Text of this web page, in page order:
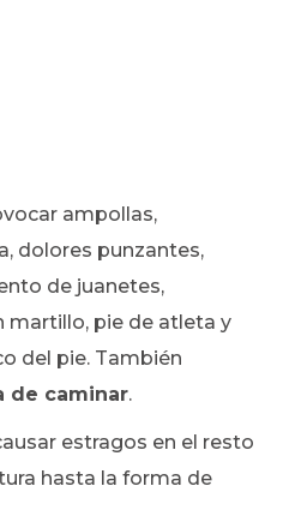
ampollas,
dolores punzantes,
de juanetes,
martillo, pie de atleta y
del pie. También
de caminar.
estragos en el resto
hasta la forma de